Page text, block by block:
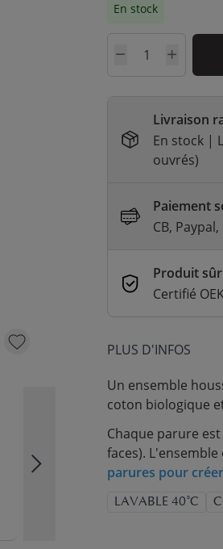
En stock
QUANTITÉ
Livraison
En stock |
ouvrés)
Paiement
CB,
Produit
Certifié
PLUS D'INFOS
Un ensemble
coton biologique
Chaque parure
faces).
parures pour
LAVABLE 40°C